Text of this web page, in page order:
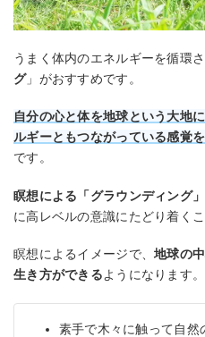
うまく体内のエネルギーを循環
グ」がおすすめです。
自分の心と体を地球という大地
ルギーともつながっている感覚
です。
瞑想による「グラウンディング」
に高レベルの意識にたどり着く
瞑想によるイメージで、地球の
生き方ができるようになります。
素手で木々に触って自然